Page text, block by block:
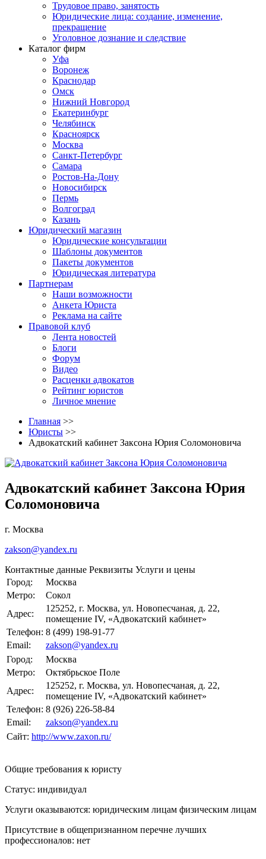
Трудовое право, занятость
Юридические лица: создание, изменение,
прекращение
Уголовное дознание и следствие
Каталог фирм
Уфа
Воронеж
Краснодар
Омск
Нижний Новгород
Екатеринбург
Челябинск
Красноярск
Москва
Санкт-Петербург
Самара
Ростов-На-Дону
Новосибирск
Пермь
Волгоград
Казань
Юридический магазин
Юридические консультации
Шаблоны документов
Пакеты документов
Юридическая литература
Партнерам
Наши возможности
Анкета Юриста
Реклама на сайте
Правовой клуб
Лента новостей
Блоги
Форум
Видео
Расценки адвокатов
Рейтинг юристов
Личное мнение
Главная >>
Юристы >>
Адвокатский кабинет Заксона Юрия Соломоновича
Адвокатский кабинет Заксона Юрия
Соломоновича
г. Москва
zakson@yandex.ru
Контактные данные Реквизиты Услуги и цены
Город:
Москва
Метро:
Сокол
Адрес:
125252, г. Москва, ул. Новопесчаная, д. 22,
помещение IV, «Адвокатский кабинет»
Телефон: 8 (499) 198-91-77
Email:
zakson@yandex.ru
Город:
Москва
Метро:
Октябрьское Поле
Адрес:
125252, г. Москва, ул. Новопесчаная, д. 22,
помещение IV, «Адвокатский кабинет»
Телефон: 8 (926) 226-58-84
Email:
zakson@yandex.ru
Сайт: http://www.zaxon.ru/
Общие требования к юристу
Статус: индивидуал
Услуги оказываются: юридическим лицам физическим лицам
Присутствие в общепризнанном перечне лучших
профессионалов: нет